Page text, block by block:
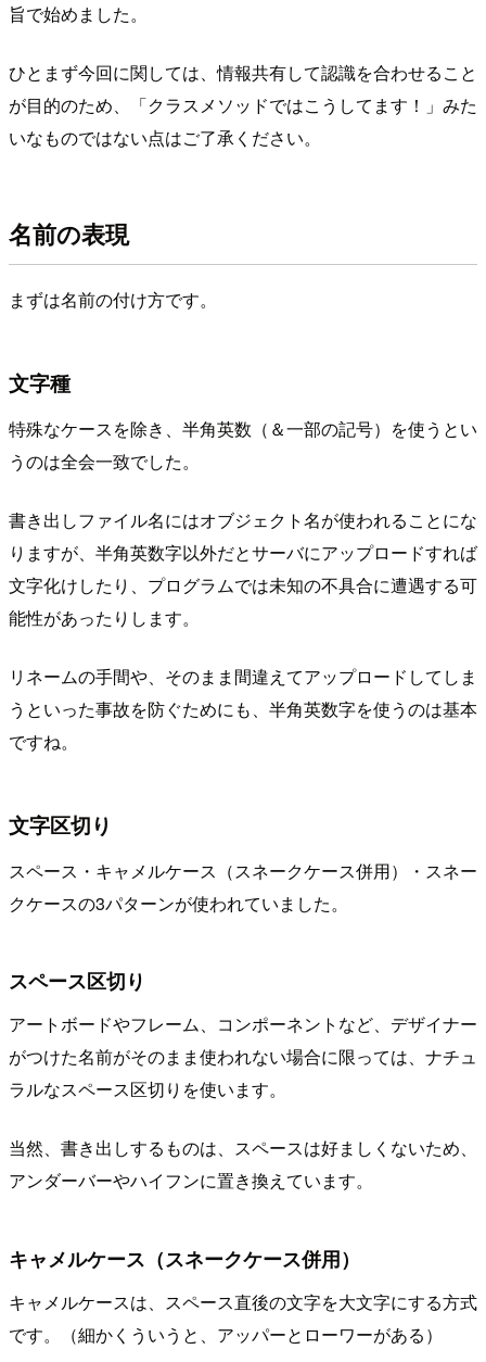
旨で始めました。
ひとまず今回に関しては、情報共有して認識を合わせること
が目的のため、「クラスメソッドではこうしてます！」みた
いなものではない点はご了承ください。
名前の表現
まずは名前の付け方です。
文字種
特殊なケースを除き、半角英数（＆一部の記号）を使うとい
うのは全会一致でした。
書き出しファイル名にはオブジェクト名が使われることにな
りますが、半角英数字以外だとサーバにアップロードすれば
文字化けしたり、プログラムでは未知の不具合に遭遇する可
能性があったりします。
リネームの手間や、そのまま間違えてアップロードしてしま
うといった事故を防ぐためにも、半角英数字を使うのは基本
ですね。
文字区切り
スペース・キャメルケース（スネークケース併用）・スネー
クケースの3パターンが使われていました。
スペース区切り
アートボードやフレーム、コンポーネントなど、デザイナー
がつけた名前がそのまま使われない場合に限っては、ナチュ
ラルなスペース区切りを使います。
当然、書き出しするものは、スペースは好ましくないため、
アンダーバーやハイフンに置き換えています。
キャメルケース（スネークケース併用）
キャメルケースは、スペース直後の文字を大文字にする方式
です。（細かくういうと、アッパーとローワーがある）